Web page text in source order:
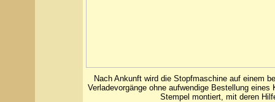
Nach Ankunft wird die Stopfmaschine auf einem
Verladevorgänge ohne aufwendige Bestellung
Stempel montiert, mit deren